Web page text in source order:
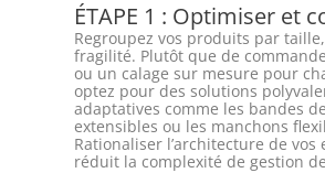
ÉTAPE 1 : Optimiser et
Regroupez vos produits par
fragilité. Plutôt que de
ou un calage sur mesure pour
optez pour des solutions
adaptatives comme les bandes
extensibles ou les manchons
Rationaliser l’architecture de vos
réduit la complexité de gestion